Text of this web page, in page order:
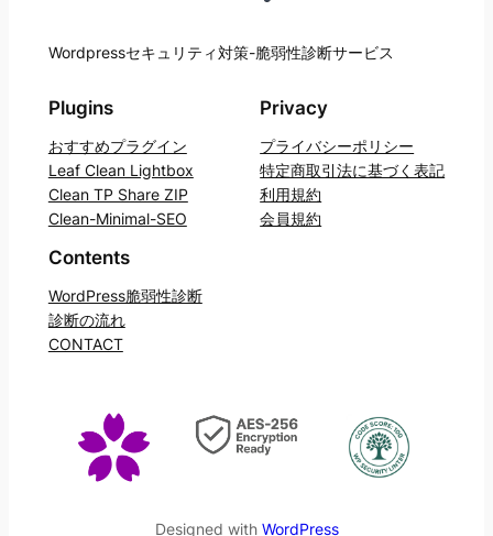
Wordpressセキュリティ対策-脆弱性診断サービス
Plugins
おすすめプラグイン
Leaf Clean Lightbox
Clean TP Share ZIP
Clean-Minimal-SEO
Privacy
プライバシーポリシー
特定商取引法に基づく表記
利用規約
会員規約
Contents
WordPress脆弱性診断
診断の流れ
CONTACT
Designed with WordPress